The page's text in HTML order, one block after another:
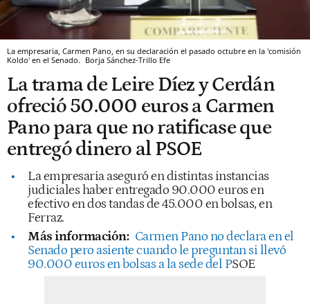
La empresaria, Carmen Pano, en su declaración el pasado octubre en la 'comisión
Koldo' en el Senado. Borja Sánchez-Trillo Efe
La trama de Leire Díez y Cerdán
ofreció 50.000 euros a Carmen
Pano para que no ratificase que
entregó dinero al PSOE
La empresaria aseguró en distintas instancias
judiciales haber entregado 90.000 euros en
efectivo en dos tandas de 45.000 en bolsas, en
Ferraz.
Más información: Carmen Pano no declara en el
Senado pero asiente cuando le preguntan si llevó
90.000 euros en bolsas a la sede del PSOE